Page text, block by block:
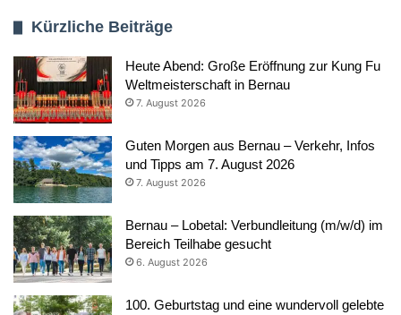
Kürzliche Beiträge
Heute Abend: Große Eröffnung zur Kung Fu
Weltmeisterschaft in Bernau
7. August 2026
Guten Morgen aus Bernau – Verkehr, Infos
und Tipps am 7. August 2026
7. August 2026
Bernau – Lobetal: Verbundleitung (m/w/d) im
Bereich Teilhabe gesucht
6. August 2026
100. Geburtstag und eine wundervoll gelebte